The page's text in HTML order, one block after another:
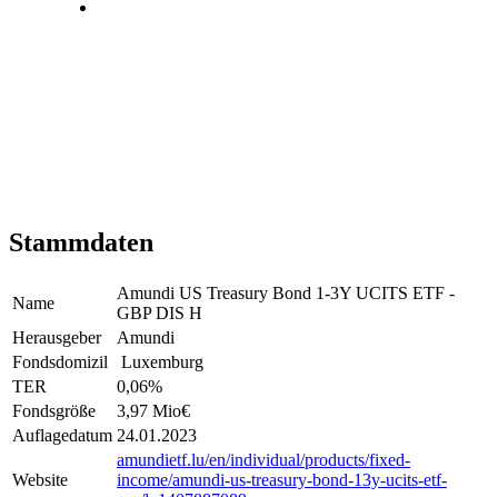
Stammdaten
Name
Amundi US Treasury Bond 1-3Y UCITS ETF -
GBP DIS H
Herausgeber
Amundi
Fondsdomizil
Luxemburg
TER
0,06%
Fondsgröße
3,97 Mio€
Auflagedatum 24.01.2023
Website
amundietf.lu/en/individual/products/fixed-
income/amundi-us-treasury-bond-13y-ucits-etf-